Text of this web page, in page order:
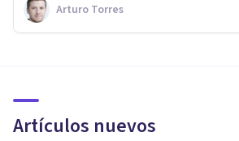
Arturo Torres
Artículos nuevos